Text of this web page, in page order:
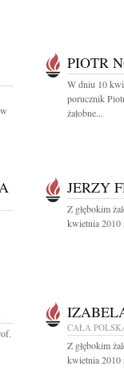
PIOTR
W dniu 10
porucznik
żałobne...
JERZY
Z głębokim
kwietnia 2010
CAŁA
Z głębokim
kwietnia 2010